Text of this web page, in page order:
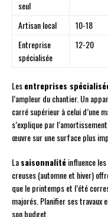
seul
Artisan local
10-18
Entreprise
spécialisée
12-20
Lesentreprises
l’ampleur du chantier. Un
carré supérieur à celui d’une
s’explique par
œuvre sur une surface plus
Lasaisonnalitéinfluence
creuses (automne et hiver)
que le printemps et l’été
majorés. Planifier ses travaux
son budget.